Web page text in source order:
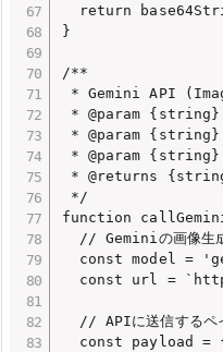
return
}
/**
* Gemini API
* @param {string}
* @param {string}
* @param {string}
* @returns {string}
*/
function
// Geminiの画像生
const model =
const url =
// APIに送信するペ
const payload =